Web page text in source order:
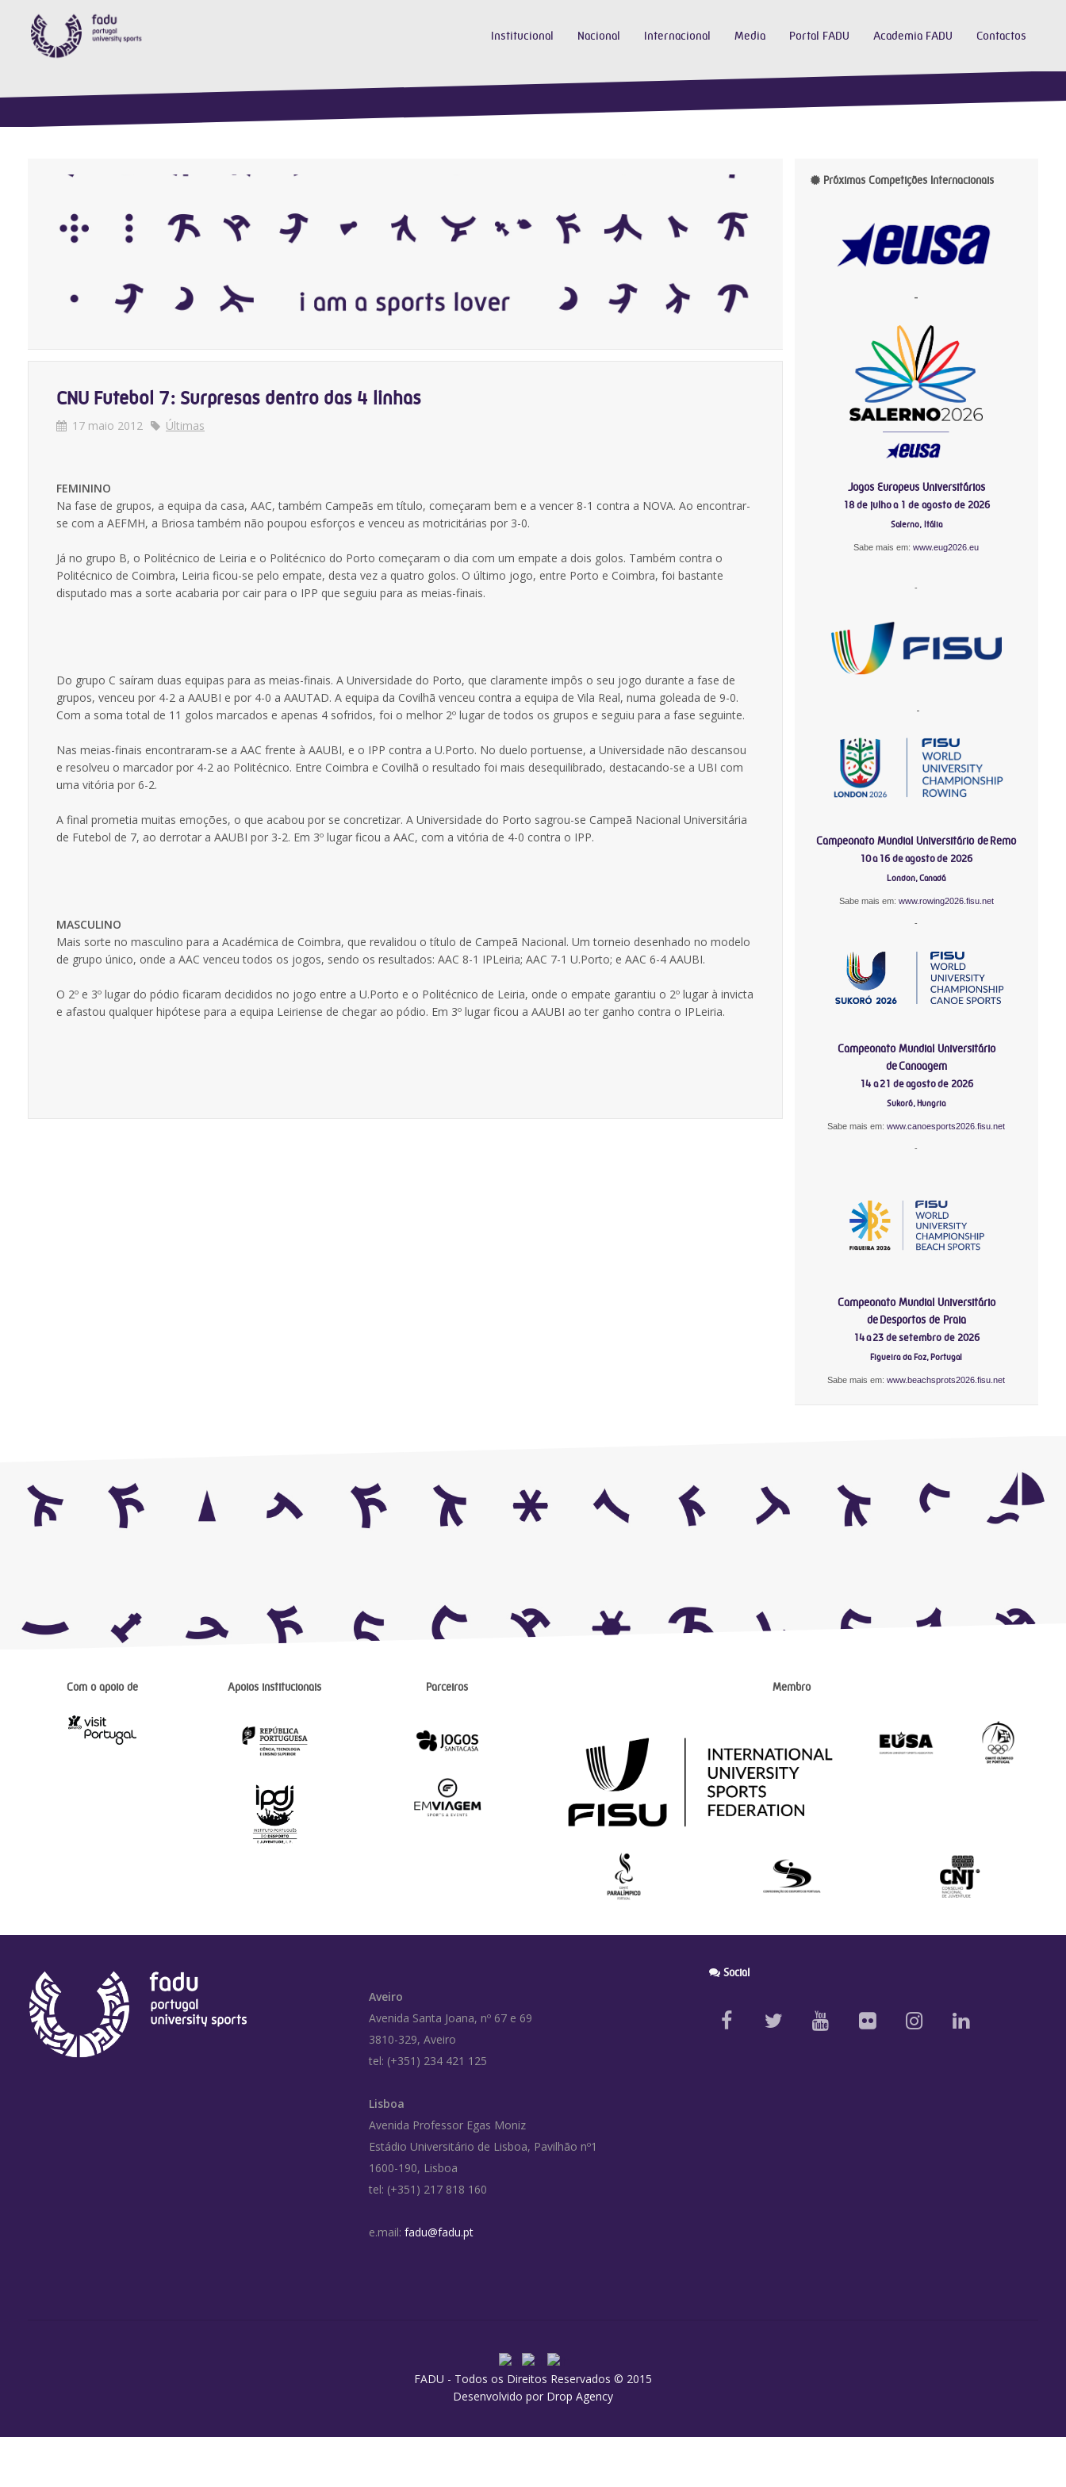
Institucional Nacional Internacional Media Portal FADU Academia FADU Contactos
CNU Futebol 7: Surpresas dentro das 4 linhas
17 maio 2012 Últimas
FEMININO
Na fase de grupos, a equipa da casa, AAC, também Campeãs em título, começaram bem e a vencer 8-1 contra a NOVA. Ao encontrar-
se com a AEFMH, a Briosa também não poupou esforços e venceu as motricitárias por 3-0.
Já no grupo B, o Politécnico de Leiria e o Politécnico do Porto começaram o dia com um empate a dois golos. Também contra o
Politécnico de Coimbra, Leiria ficou-se pelo empate, desta vez a quatro golos. O último jogo, entre Porto e Coimbra, foi bastante
disputado mas a sorte acabaria por cair para o IPP que seguiu para as meias-finais.
Do grupo C saíram duas equipas para as meias-finais. A Universidade do Porto, que claramente impôs o seu jogo durante a fase de
grupos, venceu por 4-2 a AAUBI e por 4-0 a AAUTAD. A equipa da Covilhã venceu contra a equipa de Vila Real, numa goleada de 9-0.
Com a soma total de 11 golos marcados e apenas 4 sofridos, foi o melhor 2º lugar de todos os grupos e seguiu para a fase seguinte.
Nas meias-finais encontraram-se a AAC frente à AAUBI, e o IPP contra a U.Porto. No duelo portuense, a Universidade não descansou
e resolveu o marcador por 4-2 ao Politécnico. Entre Coimbra e Covilhã o resultado foi mais desequilibrado, destacando-se a UBI com
uma vitória por 6-2.
A final prometia muitas emoções, o que acabou por se concretizar. A Universidade do Porto sagrou-se Campeã Nacional Universitária
de Futebol de 7, ao derrotar a AAUBI por 3-2. Em 3º lugar ficou a AAC, com a vitória de 4-0 contra o IPP.
MASCULINO
Mais sorte no masculino para a Académica de Coimbra, que revalidou o título de Campeã Nacional. Um torneio desenhado no modelo
de grupo único, onde a AAC venceu todos os jogos, sendo os resultados: AAC 8-1 IPLeiria; AAC 7-1 U.Porto; e AAC 6-4 AAUBI.
O 2º e 3º lugar do pódio ficaram decididos no jogo entre a U.Porto e o Politécnico de Leiria, onde o empate garantiu o 2º lugar à invicta
e afastou qualquer hipótese para a equipa Leiriense de chegar ao pódio. Em 3º lugar ficou a AAUBI ao ter ganho contra o IPLeiria.
Próximas Competições Internacionais
-
Jogos Europeus Universitários
18 de julho a 1 de agosto de 2026
Salerno, Itália
Sabe mais em:www.eug2026.eu
-
-
Campeonato Mundial Universitário de Remo
10 a 16 de agosto de 2026
London, Canadá
Sabe mais em: www.rowing2026.fisu.net
-
Campeonato Mundial Universitário
de Canoagem
14 a 21 de agosto de 2026
Sukoró, Hungria
Sabe mais em:www.canoesports2026.fisu.net
-
Campeonato Mundial Universitário
de Desportos de Praia
14 a 23 de setembro de 2026
Figueira da Foz, Portugal
Sabe mais em:www.beachsprots2026.fisu.net
Com o apoio de Apoios institucionais Parceiros Membro
Aveiro
Avenida Santa Joana, nº 67 e 69
3810-329, Aveiro
tel: (+351) 234 421 125
Lisboa
Avenida Professor Egas Moniz
Estádio Universitário de Lisboa, Pavilhão nº1
1600-190, Lisboa
tel: (+351) 217 818 160
e.mail: fadu@fadu.pt
Social
FADU - Todos os Direitos Reservados © 2015
Desenvolvido por Drop Agency